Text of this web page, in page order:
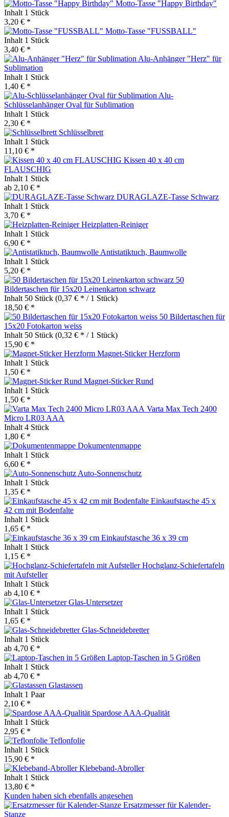
Motto-Tasse "Happy Birthday"
Inhalt 1 Stück
3,20 € *
Motto-Tasse "FUSSBALL"
Inhalt 1 Stück
3,40 € *
Alu-Anhänger "Herz" für
Sublimation
Inhalt 1 Stück
1,40 € *
Alu-
Schlüsselanhänger Oval für Sublimation
Inhalt 1 Stück
2,30 € *
Schlüsselbrett
Inhalt 1 Stück
11,10 € *
Kissen 40 x 40 cm
FLAUSCHIG
Inhalt 1 Stück
ab 2,10 € *
DURAGLAZE-Tasse Schwarz
Inhalt 1 Stück
3,70 € *
Heizplatten-Reiniger
Inhalt 1 Stück
6,90 € *
Antistatiktuch, Baumwolle
Inhalt 1 Stück
5,20 € *
50
Bildertaschen für 15x20 Leinenkarton schwarz
Inhalt 50 Stück (0,37 € * / 1 Stück)
18,50 € *
50 Bildertaschen für
15x20 Fotokarton weiss
Inhalt 50 Stück (0,32 € * / 1 Stück)
15,90 € *
Magnet-Sticker Herzform
Inhalt 1 Stück
1,50 € *
Magnet-Sticker Rund
Inhalt 1 Stück
1,50 € *
Varta Max Tech 2400
Micro LR03 AAA
Inhalt 4 Stück
1,80 € *
Dokumentenmappe
Inhalt 1 Stück
6,60 € *
Auto-Sonnenschutz
Inhalt 1 Stück
1,35 € *
Einkaufstasche 45 x
42 cm mit Bodenfalte
Inhalt 1 Stück
1,65 € *
Einkaufstasche 36 x 39 cm
Inhalt 1 Stück
1,15 € *
Hochglanz-Schiefertafeln
mit Aufsteller
Inhalt 1 Stück
ab 4,10 € *
Glas-Untersetzer
Inhalt 1 Stück
1,65 € *
Glas-Schneidebretter
Inhalt 1 Stück
ab 4,70 € *
Laptop-Taschen in 5 Größen
Inhalt 1 Stück
ab 4,70 € *
Glastassen
Inhalt 1 Paar
2,10 € *
Spardose AAA-Qualität
Inhalt 1 Stück
2,95 € *
Teflonfolie
Inhalt 1 Stück
15,90 € *
Klebeband-Abroller
Inhalt 1 Stück
13,80 € *
Kunden haben sich ebenfalls angesehen
Ersatzmesser für Kalender-
Stanze